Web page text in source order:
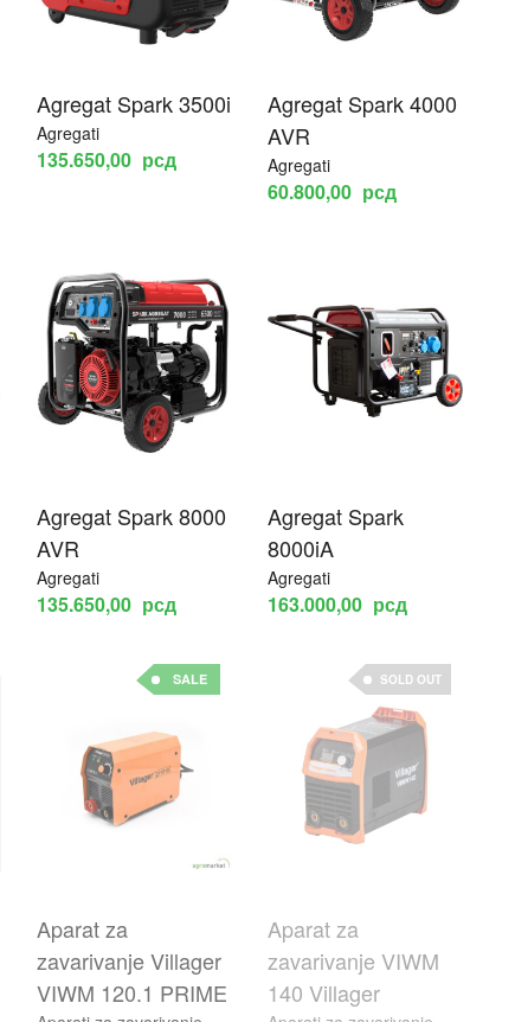
Agregat Spark 3500i
Agregati
135.650,00 рсд
Agregat Spark 4000
AVR
Agregati
60.800,00 рсд
Agregat Spark 8000
AVR
Agregati
135.650,00 рсд
Agregat Spark
8000iA
Agregati
163.000,00 рсд
SALE
Aparat za
zavarivanje Villager
VIWM 120.1 PRIME
SOLD OUT
Aparat za
zavarivanje VIWM
140 Villager